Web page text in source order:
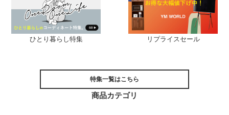
ひとり暮らし特集 リプライスセール
特集一覧はこちら
商品カテゴリ